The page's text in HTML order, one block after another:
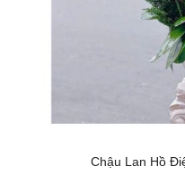
Chậu Lan Hồ